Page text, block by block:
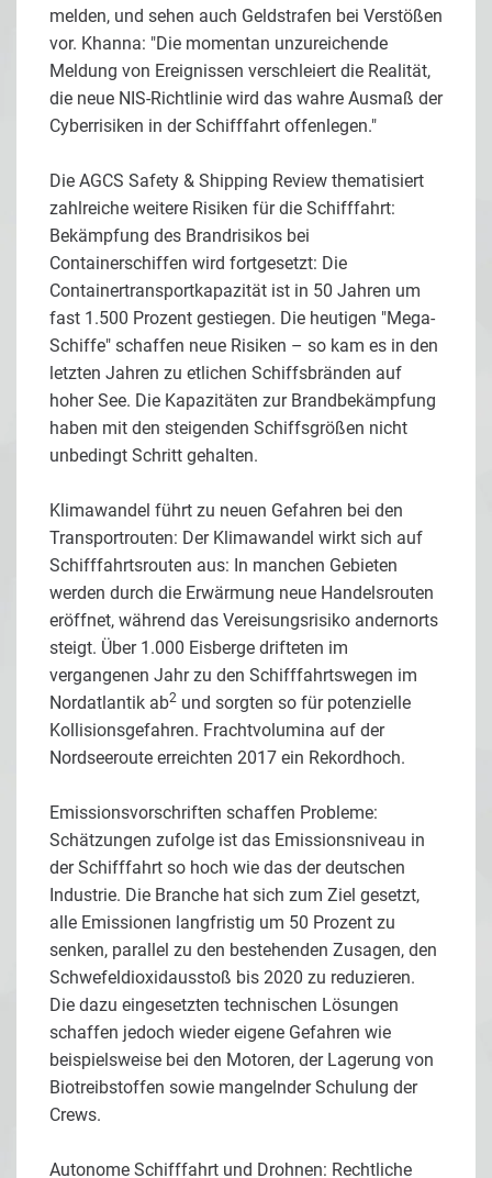
melden, und sehen auch Geldstrafen bei Verstößen
vor. Khanna: "Die momentan unzureichende
Meldung von Ereignissen verschleiert die Realität,
die neue NIS-Richtlinie wird das wahre Ausmaß der
Cyberrisiken in der Schifffahrt offenlegen."
Die AGCS Safety & Shipping Review thematisiert
zahlreiche weitere Risiken für die Schifffahrt:
Bekämpfung des Brandrisikos bei
Containerschiffen wird fortgesetzt: Die
Containertransportkapazität ist in 50 Jahren um
fast 1.500 Prozent gestiegen. Die heutigen "Mega-
Schiffe" schaffen neue Risiken – so kam es in den
letzten Jahren zu etlichen Schiffsbränden auf
hoher See. Die Kapazitäten zur Brandbekämpfung
haben mit den steigenden Schiffsgrößen nicht
unbedingt Schritt gehalten.
Klimawandel führt zu neuen Gefahren bei den
Transportrouten: Der Klimawandel wirkt sich auf
Schifffahrtsrouten aus: In manchen Gebieten
werden durch die Erwärmung neue Handelsrouten
eröffnet, während das Vereisungsrisiko andernorts
steigt. Über 1.000 Eisberge drifteten im
vergangenen Jahr zu den Schifffahrtswegen im
Nordatlantik ab2 und sorgten so für potenzielle
Kollisionsgefahren. Frachtvolumina auf der
Nordseeroute erreichten 2017 ein Rekordhoch.
Emissionsvorschriften schaffen Probleme:
Schätzungen zufolge ist das Emissionsniveau in
der Schifffahrt so hoch wie das der deutschen
Industrie. Die Branche hat sich zum Ziel gesetzt,
alle Emissionen langfristig um 50 Prozent zu
senken, parallel zu den bestehenden Zusagen, den
Schwefeldioxidausstoß bis 2020 zu reduzieren.
Die dazu eingesetzten technischen Lösungen
schaffen jedoch wieder eigene Gefahren wie
beispielsweise bei den Motoren, der Lagerung von
Biotreibstoffen sowie mangelnder Schulung der
Crews.
Autonome Schifffahrt und Drohnen: Rechtliche